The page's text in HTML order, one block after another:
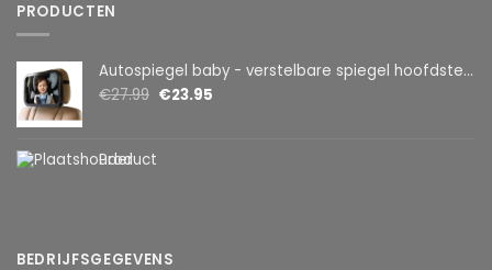
PRODUCTEN
Autospiegel baby - verstelbare spiegel hoofdsteun achterbank - veiligheidsspiegel - baby en kids - 19 x 30cm - 360 graden draaibaar - zwart
€27.99 €23.95
Product
BEDRIJFSGEGEVENS